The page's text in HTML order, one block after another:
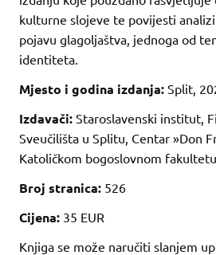
kulturne slojeve te povijesti
pojavu glagoljaštva, jednoga od
identiteta.
Mjesto i godina izdanja: Split,
Izdavači: Staroslavenski institut,
Sveučilišta u Splitu, Centar »Don
Katoličkom bogoslovnom
Broj stranica: 526
Cijena: 35 EUR
Knjiga se može naručiti slanjem